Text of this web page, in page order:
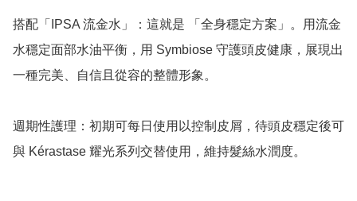
搭配「IPSA 流金水」：這就是 「全身穩定方案」。用流金
水穩定面部水油平衡，用 Symbiose 守護頭皮健康，展現出
一種完美、自信且從容的整體形象。
週期性護理：初期可每日使用以控制皮屑，待頭皮穩定後可
與 Kérastase 耀光系列交替使用，維持髮絲水潤度。